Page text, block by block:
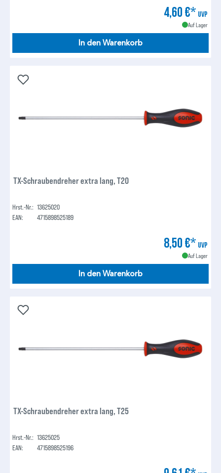
4,60 €* UVP
Auf Lager
In den Warenkorb
TX-Schraubendreher extra lang, T20
Hrst.-Nr.: 13625020
EAN:
4715898525189
8,50 €* UVP
Auf Lager
In den Warenkorb
TX-Schraubendreher extra lang, T25
Hrst.-Nr.: 13625025
EAN:
4715898525196